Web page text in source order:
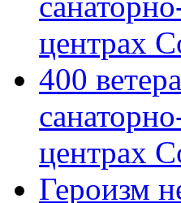
центрах
400
центрах
Героизм